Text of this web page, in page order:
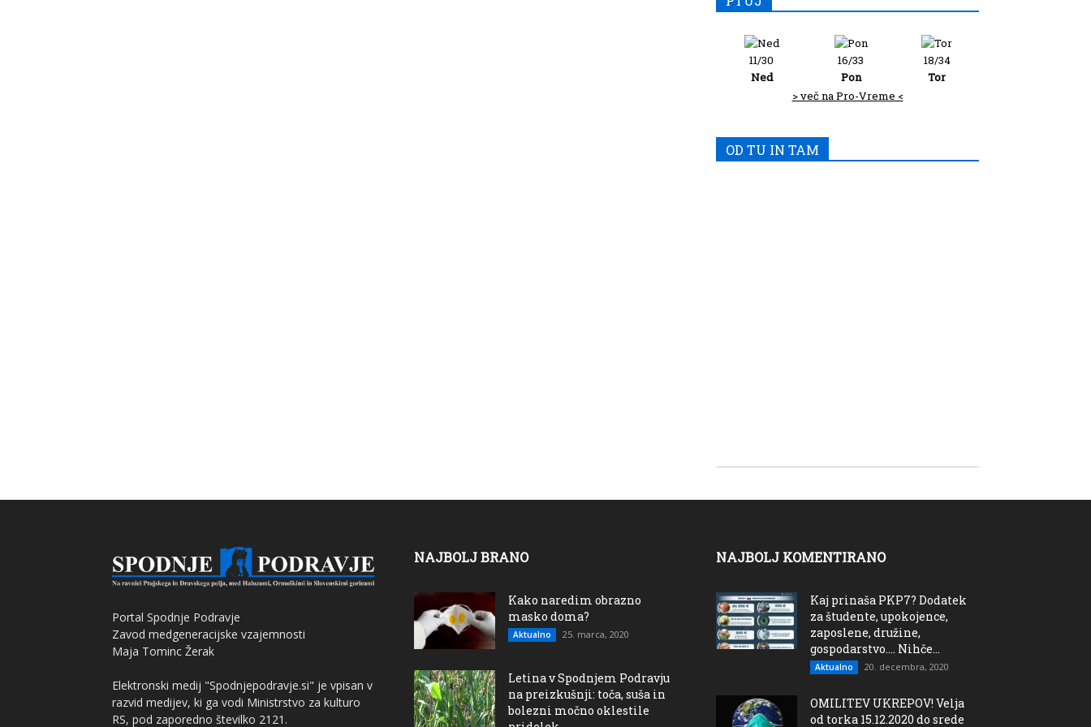
11/30
Ned
16/33
Pon
18/34
Tor
> več na Pro-Vreme <
OD TU IN TAM
Portal Spodnje Podravje
Zavod medgeneracijske vzajemnosti
Maja Tominc Žerak
Elektronski medij "Spodnjepodravje.si" je vpisan v
razvid medijev, ki ga vodi Ministrstvo za kulturo
RS, pod zaporedno številko 2121.
NAJBOLJ BRANO
Kako naredim obrazno
masko doma?
Aktualno 25. marca, 2020
Letina v Spodnjem Podravju
na preizkušnji: toča, suša in
bolezni močno oklestile
NAJBOLJ KOMENTIRANO
Kaj prinaša PKP7? Dodatek
za študente, upokojence,
zaposlene, družine,
gospodarstvo…. Nihče...
Aktualno 20. decembra, 2020
OMILITEV UKREPOV! Velja
od torka 15.12.2020 do srede